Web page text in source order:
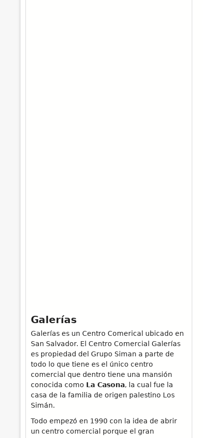
Galerías
Galerías es un Centro Comerical ubicado en
San Salvador. El Centro Comercial Galerías
es propiedad del Grupo Siman a parte de
todo lo que tiene es el único centro
comercial que dentro tiene una mansión
conocida como La Casona, la cual fue la
casa de la familia de origen palestino Los
Simán.
Todo empezó en 1990 con la idea de abrir
un centro comercial porque el gran